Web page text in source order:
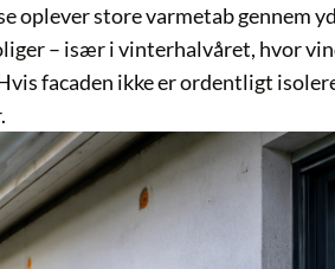
oplever store varmetab gennem
– især i vinterhalvåret, hvor
facaden ikke er ordentligt